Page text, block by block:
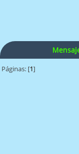
Páginas: [1]